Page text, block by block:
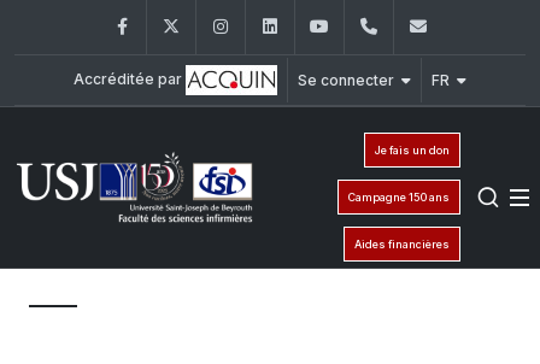
FacebookTwitter InstagramLinkedInYouTube+961 (1) 421 240
Accréditée par Se connecter FR
Je fais un don
Campagne 150 ans
Aides financières